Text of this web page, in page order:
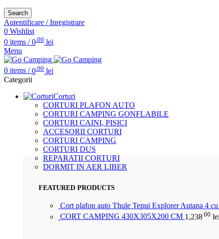
Search
Autentificare / Inregistrare
0 Wishlist
0 items / 0.00 lei
Menu
0 items / 0 .00 lei
Categorii
Corturi
CORTURI PLAFON AUTO
CORTURI CAMPING GONFLABILE
CORTURI CAINI, PISICI
ACCESORII CORTURI
CORTURI CAMPING
CORTURI DUS
REPARATII CORTURI
DORMIT IN AER LIBER
FEATURED PRODUCTS
Cort plafon auto Thule Tepui Explorer Autana 4
CORT CAMPING 430X305X200 CM 1,238 .00